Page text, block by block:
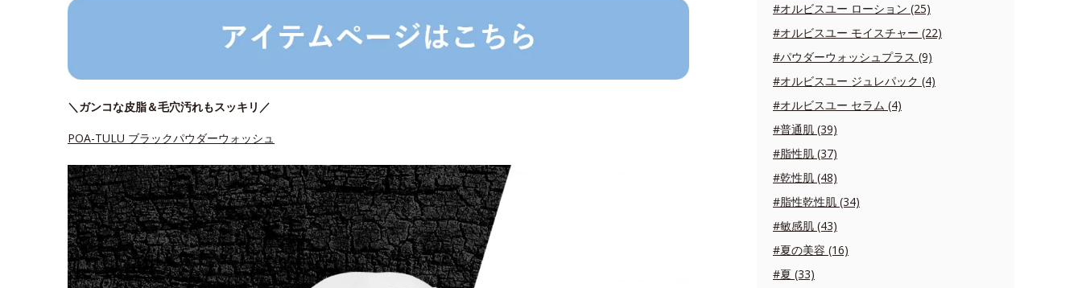
＼ガンコな皮脂＆毛穴汚れもスッキリ／
POA-TULU ブラックパウダーウォッシュ
#オルビスユー ローション (25)
#オルビスユー モイスチャー (22)
#パウダーウォッシュプラス (9)
#オルビスユー ジュレパック (4)
#オルビスユー セラム (4)
#普通肌 (39)
#脂性肌 (37)
#乾性肌 (48)
#脂性乾性肌 (34)
#敏感肌 (43)
#夏の美容 (16)
#夏 (33)